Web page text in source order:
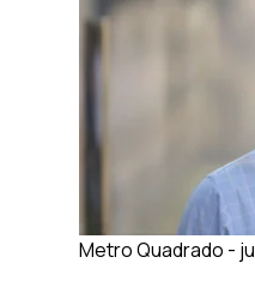
Metro Quadrado -